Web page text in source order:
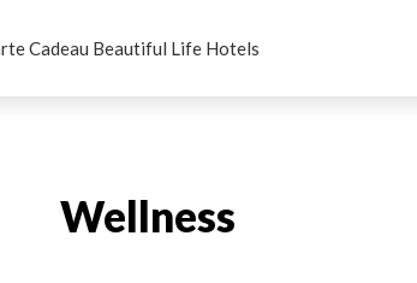
Cadeau Beautiful Life Hotels
Wellness